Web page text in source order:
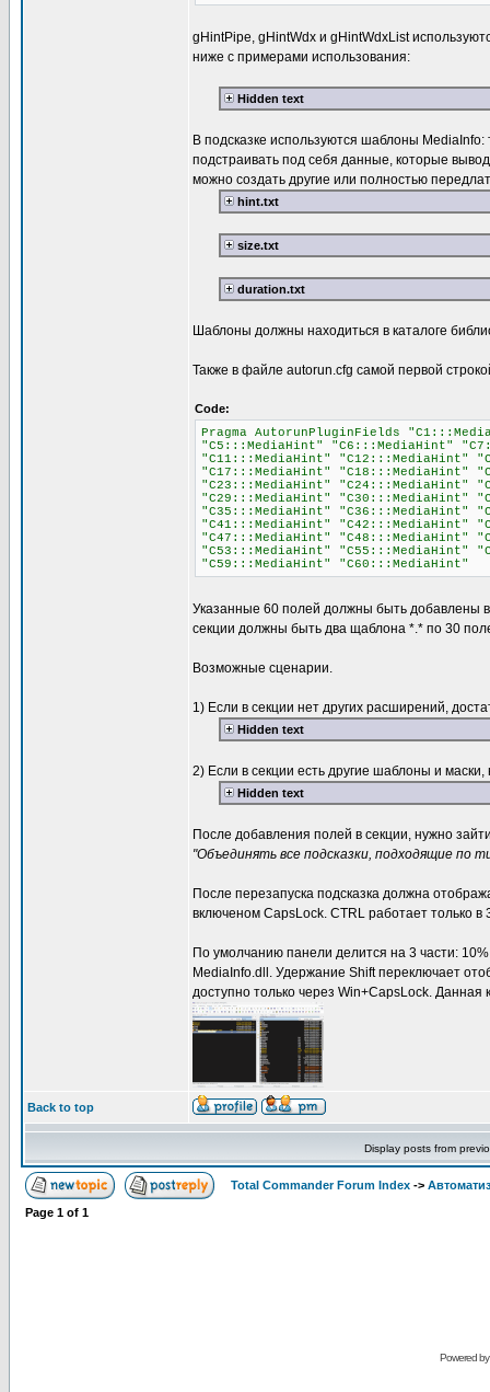
gHintPipe, gHintWdx и gHintWdxList
ниже с примерами использования:
Hidden text
В подсказке используются шаблоны
подстраивать под себя данные, которые
можно создать другие или полностью
hint.txt
size.txt
duration.txt
Шаблоны должны находиться в каталоге
Также в файле autorun.cfg самой первой
Code:
Pragma AutorunPluginFields
"C5:::MediaHint" "C6:::MediaHint"
"C11:::MediaHint" "C12:::MediaHint"
"C17:::MediaHint" "C18:::MediaHint"
"C23:::MediaHint" "C24:::MediaHint"
"C29:::MediaHint" "C30:::MediaHint"
"C35:::MediaHint" "C36:::MediaHint"
"C41:::MediaHint" "C42:::MediaHint"
"C47:::MediaHint" "C48:::MediaHint"
"C53:::MediaHint" "C55:::MediaHint"
"C59:::MediaHint" "C60:::MediaHint"
Указанные 60 полей должны быть добавлены
секции должны быть два щаблона *.* по 30
Возможные сценарии.
1) Если в секции нет других расширений,
Hidden text
2) Если в секции есть другие шаблоны и
Hidden text
После добавления полей в секции, нужно
"Объединять все подсказки, подходящие по
После перезапуска подсказка должна
включеном CapsLock. CTRL работает только
По умолчанию панели делится на 3 части:
MediaInfo.dll. Удержание Shift переключает
доступно только через Win+CapsLock.
Back to top
Display posts from
Total Commander Forum Index ->
Page 1 of 1
Powered by